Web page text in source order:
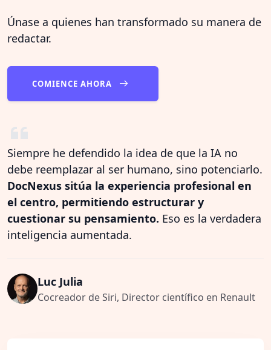
Únase a quienes han transformado su manera de
redactar.
COMIENCE AHORA
Siempre he defendido la idea de que la IA no
debe reemplazar al ser humano, sino potenciarlo.
DocNexus sitúa la experiencia profesional en
el centro, permitiendo estructurar y
cuestionar su pensamiento. Eso es la verdadera
inteligencia aumentada.
Luc Julia
Cocreador de Siri, Director científico en Renault